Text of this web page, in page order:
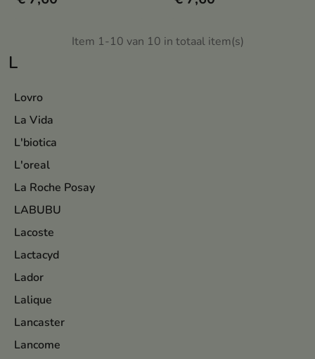
L
Lovro
La Vida
L'biotica
L'oreal
La Roche Posay
LABUBU
Lacoste
Lactacyd
Lador
Lalique
Lancaster
Lancome
moeiteloos met de huid en zorgt
voor een licht, natuurlijk effect
Item 1-10 van 10 in totaal item(s)